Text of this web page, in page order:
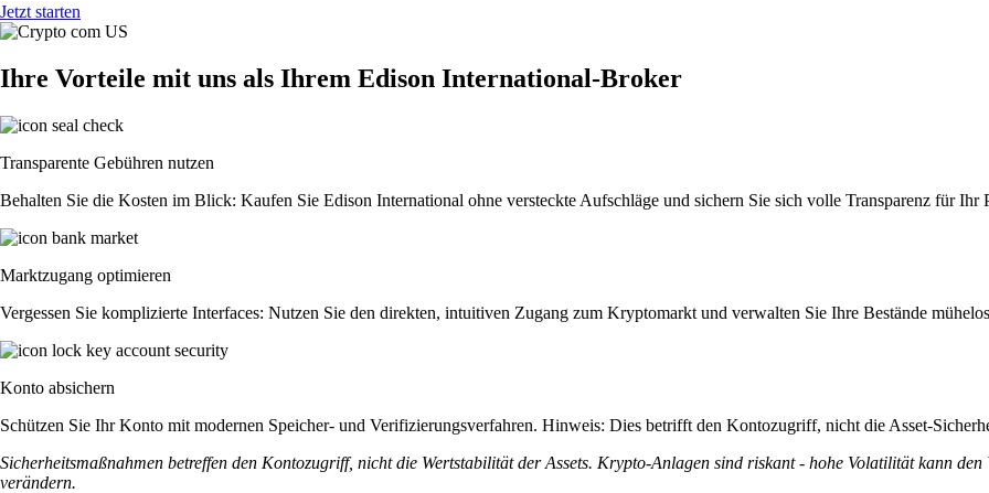
Jetzt starten
Ihre Vorteile mit uns als Ihrem Edison International-Broker
Transparente Gebühren nutzen
Behalten Sie die Kosten im Blick: Kaufen Sie Edison International ohne versteckte Aufschläge und sichern Sie sich volle Transparenz für Ihr
Marktzugang optimieren
Vergessen Sie komplizierte Interfaces: Nutzen Sie den direkten, intuitiven Zugang zum Kryptomarkt und verwalten Sie Ihre Bestände
Konto absichern
Schützen Sie Ihr Konto mit modernen Speicher- und Verifizierungsverfahren. Hinweis: Dies betrifft den Kontozugriff, nicht die Asset-
Sicherheitsmaßnahmen betreffen den Kontozugriff, nicht die Wertstabilität der Assets. Krypto-Anlagen sind riskant - hohe Volatilität kann den
verändern.